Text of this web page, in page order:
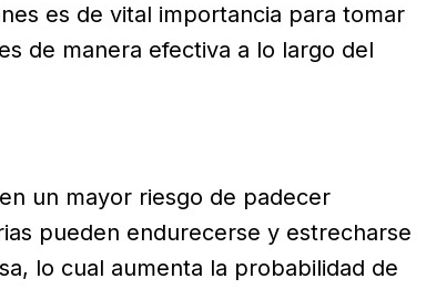
es de vital importancia para tomar
de manera efectiva a lo largo del
un mayor riesgo de padecer
pueden endurecerse y estrecharse
lo cual aumenta la probabilidad de